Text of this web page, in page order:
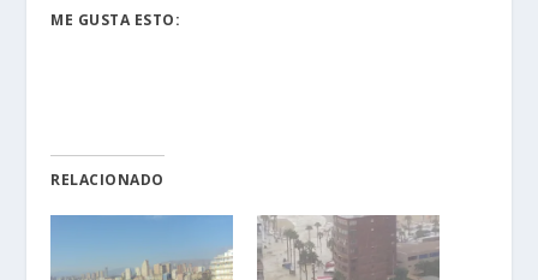
ME GUSTA ESTO:
RELACIONADO